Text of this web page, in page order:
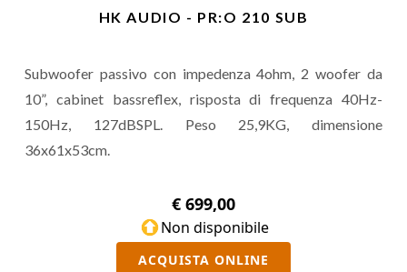
HK AUDIO - PR:O 210 SUB
Subwoofer passivo con impedenza 4ohm, 2 woofer da
10”, cabinet bassreflex, risposta di frequenza 40Hz-
150Hz, 127dBSPL. Peso 25,9KG, dimensione
36x61x53cm.
€ 699,00
Non disponibile
ACQUISTA ONLINE